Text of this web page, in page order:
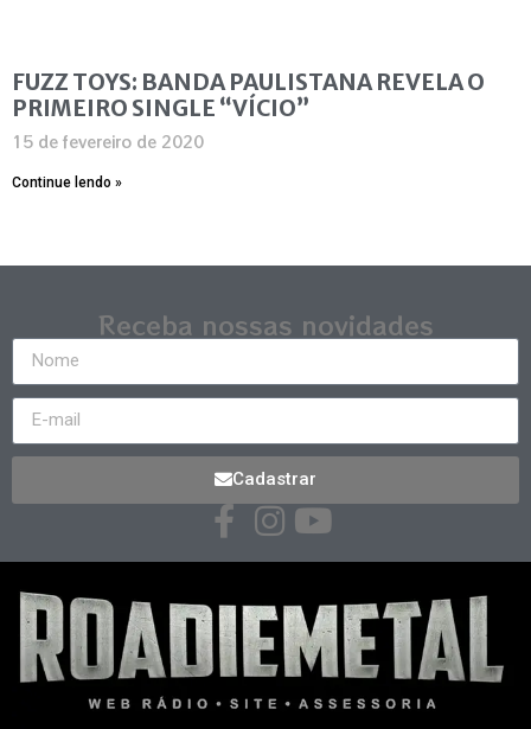
FUZZ TOYS: BANDA PAULISTANA REVELA O
PRIMEIRO SINGLE “VÍCIO”
15 de fevereiro de 2020
Continue lendo »
Receba nossas novidades
Cadastrar